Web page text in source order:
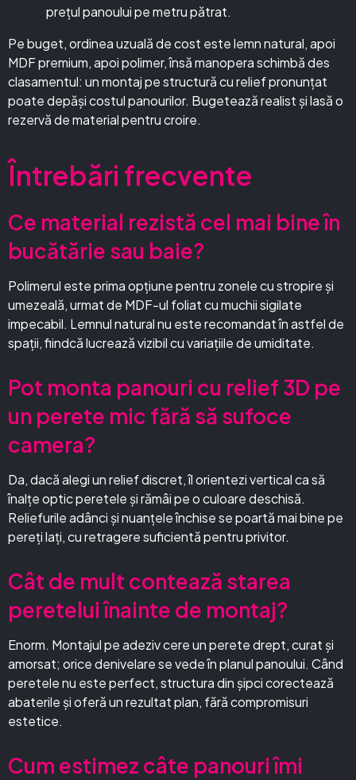
prețul panoului pe metru pătrat.
Pe buget, ordinea uzuală de cost este lemn natural, apoi
MDF premium, apoi polimer, însă manopera schimbă des
clasamentul: un montaj pe structură cu relief pronunțat
poate depăși costul panourilor. Bugetează realist și lasă o
rezervă de material pentru croire.
Întrebări frecvente
Ce material rezistă cel mai bine în
bucătărie sau baie?
Polimerul este prima opțiune pentru zonele cu stropire și
umezeală, urmat de MDF-ul foliat cu muchii sigilate
impecabil. Lemnul natural nu este recomandat în astfel de
spații, fiindcă lucrează vizibil cu variațiile de umiditate.
Pot monta panouri cu relief 3D pe
un perete mic fără să sufoce
camera?
Da, dacă alegi un relief discret, îl orientezi vertical ca să
înalțe optic peretele și rămâi pe o culoare deschisă.
Reliefurile adânci și nuanțele închise se poartă mai bine pe
pereți lați, cu retragere suficientă pentru privitor.
Cât de mult contează starea
peretelui înainte de montaj?
Enorm. Montajul pe adeziv cere un perete drept, curat și
amorsat; orice denivelare se vede în planul panoului. Când
peretele nu este perfect, structura din șipci corectează
abaterile și oferă un rezultat plan, fără compromisuri
estetice.
Cum estimez câte panouri îmi